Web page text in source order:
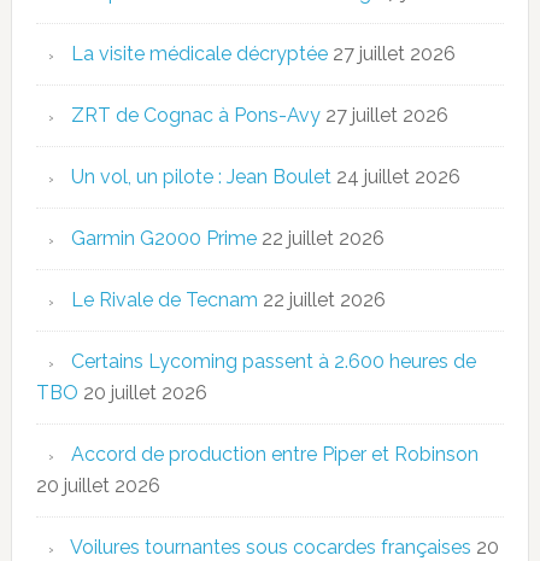
La visite médicale décryptée 27 juillet 2026
ZRT de Cognac à Pons-Avy 27 juillet 2026
Un vol, un pilote : Jean Boulet 24 juillet 2026
Garmin G2000 Prime 22 juillet 2026
Le Rivale de Tecnam 22 juillet 2026
Certains Lycoming passent à 2.600 heures de
TBO 20 juillet 2026
Accord de production entre Piper et Robinson
20 juillet 2026
Voilures tournantes sous cocardes françaises 20